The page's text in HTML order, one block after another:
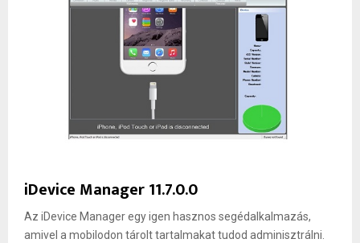
iDevice Manager 11.7.0.0
Az iDevice Manager egy igen hasznos segédalkalmazás,
amivel a mobilodon tárolt tartalmakat tudod adminisztrálni.